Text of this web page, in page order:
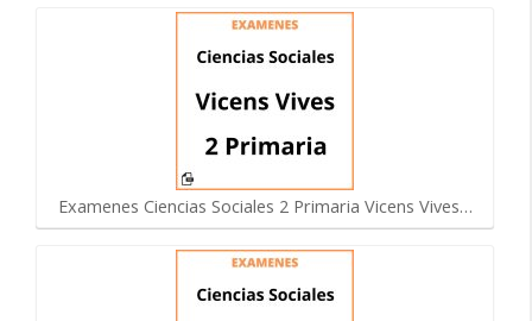
Examenes Ciencias Sociales 2 Primaria Vicens Vives…